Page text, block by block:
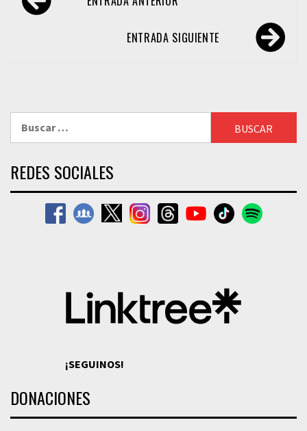
de
ENTRADA SIGUIENTE
REDES SOCIALES
¡SEGUINOS!
DONACIONES